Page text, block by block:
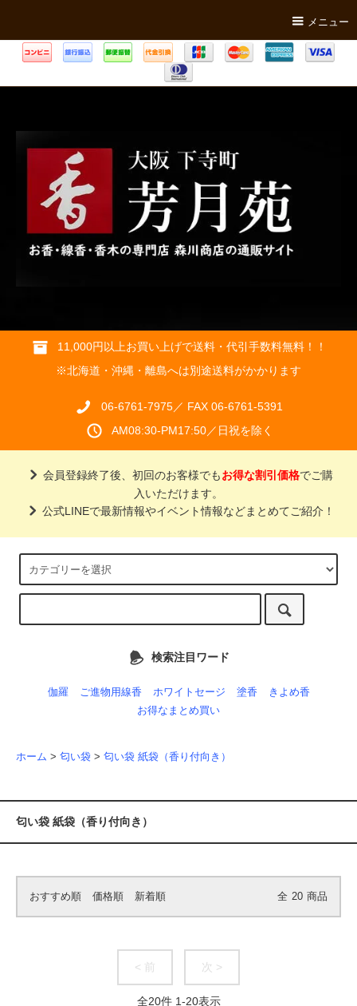
メニュー
11,000円以上お買い上げで送料・代引手数料無料！！
※北海道・沖縄・離島へは別途送料がかかります
06-6761-7975／ FAX 06-6761-5391
AM08:30-PM17:50／日祝を除く
会員登録終了後、初回のお客様でもお得な割引価格でご購
入いただけます。
公式LINEで最新情報やイベント情報などまとめてご紹介！
検索注目ワード
伽羅 ご進物用線香 ホワイトセージ 塗香
きよめ香
お得なまとめ買い
ホーム > 匂い袋 > 匂い袋 紙袋（香り付向き）
匂い袋 紙袋（香り付向き）
おすすめ順 価格順 新着順 全 20 商品
< 前 次 >
全20件 1-20表示